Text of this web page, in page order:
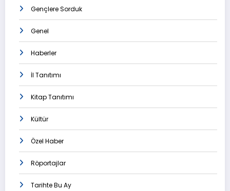
Gençlere Sorduk
Genel
Haberler
İl Tanıtımı
Kitap Tanıtımı
Kültür
Özel Haber
Röportajlar
Tarihte Bu Ay